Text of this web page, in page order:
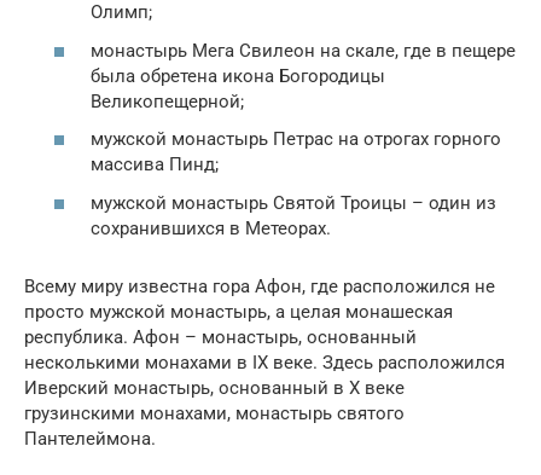
Олимп;
монастырь Мега Свилеон на скале, где в пещере
была обретена икона Богородицы
Великопещерной;
мужской монастырь Петрас на отрогах горного
массива Пинд;
мужской монастырь Святой Троицы – один из
сохранившихся в Метеорах.
Всему миру известна гора Афон, где расположился не
просто мужской монастырь, а целая монашеская
республика. Афон – монастырь, основанный
несколькими монахами в IX веке. Здесь расположился
Иверский монастырь, основанный в X веке
грузинскими монахами, монастырь святого
Пантелеймона.